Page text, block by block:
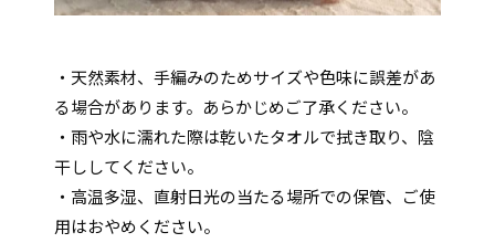
・天然素材、手編みのためサイズや色味に誤差があ
る場合があります。あらかじめご了承ください。
・雨や水に濡れた際は乾いたタオルで拭き取り、陰
干ししてください。
・高温多湿、直射日光の当たる場所での保管、ご使
用はおやめください。